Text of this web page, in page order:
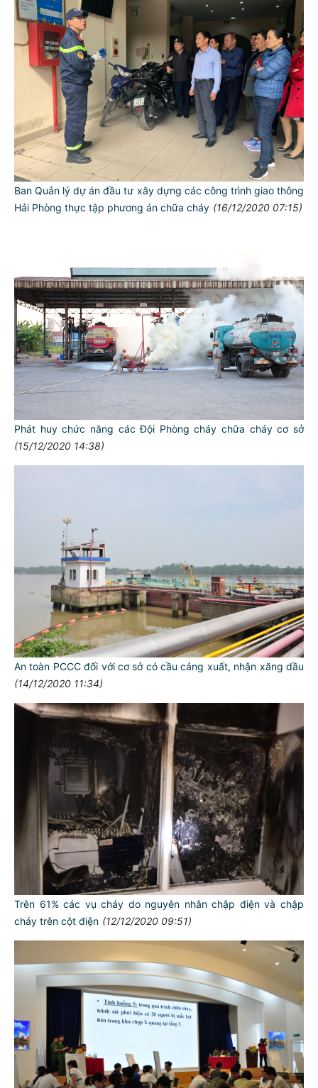
Ban Quản lý dự án đầu tư xây dựng các công trình giao thông
Hải Phòng thực tập phương án chữa cháy (16/12/2020 07:15)
Phát huy chức năng các Đội Phòng cháy chữa cháy cơ sở
(15/12/2020 14:38)
An toàn PCCC đối với cơ sở có cầu cảng xuất, nhận xăng dầu
(14/12/2020 11:34)
Trên 61% các vụ cháy do nguyên nhân chập điện và chập
cháy trên cột điện (12/12/2020 09:51)